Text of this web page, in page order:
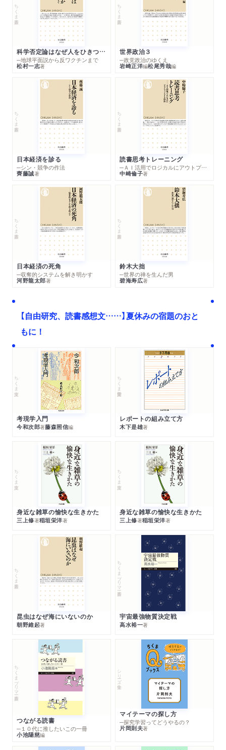
ちくま新書
科学否定論はなぜ人をひきつけるのか
─地球平面説から反ワクチンまで
松村一志著
ちくま新書
世界政治３
─政党政治のゆくえ
岩崎正洋編松尾秀哉編
ちくま新書
日本経済を診る
─シン・競争の作法
齊藤誠著
ちくま新書
読書思考トレーニング
─ＡＩ活用でロジカルにアウトプットする技法
中崎倫子著
ちくま新書
日本経済の死角
─収奪的システムを解き明かす
河野龍太郎著
ちくま新書
鈴木大拙
─世界の禅を生んだ男
碧海寿広著
【自由研究、読書感想文……】夏休みの宿題のおと
もに！
ちくま文庫
考現学入門
今和次郎著藤森照信編
ちくま学芸文庫
レポートの組み立て方
木下是雄著
ちくま文庫
身近な雑草の愉快な生きかた
三上修著稲垣栄洋著
ちくま文庫
身近な雑草の愉快な生きかた
三上修著稲垣栄洋著
ちくま新書
昆虫はなぜ海にいないのか
朝野維起著
ちくまプリマー新書
宇宙最強物質決定戦
高水裕一著
ちくまプリマー新書
つながる読書
─１０代に推したいこの一冊
小池陽慈編
シリーズ・全集
マイテーマの探し方
─探究学習ってどうやるの？
片岡則夫著